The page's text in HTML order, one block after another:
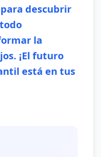
descubrir
la
¡El futuro
está en tus